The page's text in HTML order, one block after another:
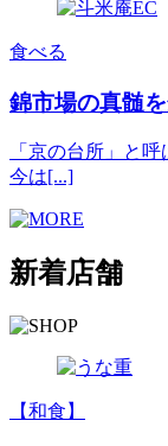
食べる
錦市場の真髄
「京の台所」と
今は[...]
新着店舗
【和食】